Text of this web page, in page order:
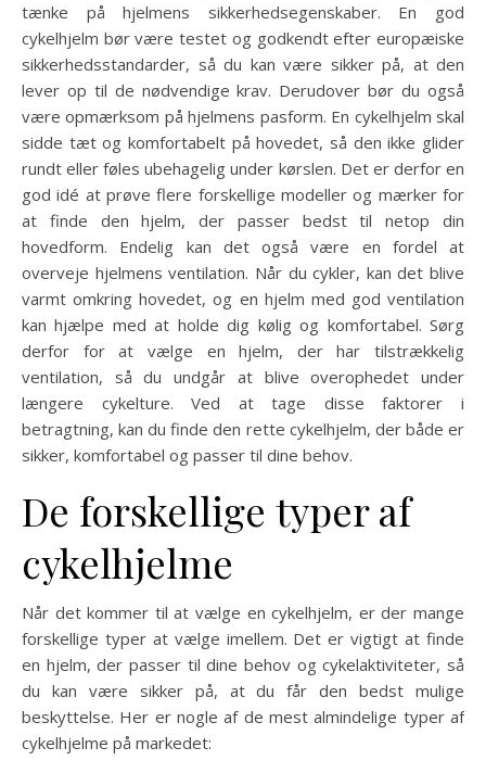
tænke på hjelmens sikkerhedsegenskaber. En god
cykelhjelm bør være testet og godkendt efter europæiske
sikkerhedsstandarder, så du kan være sikker på, at den
lever op til de nødvendige krav. Derudover bør du også
være opmærksom på hjelmens pasform. En cykelhjelm skal
sidde tæt og komfortabelt på hovedet, så den ikke glider
rundt eller føles ubehagelig under kørslen. Det er derfor en
god idé at prøve flere forskellige modeller og mærker for
at finde den hjelm, der passer bedst til netop din
hovedform. Endelig kan det også være en fordel at
overveje hjelmens ventilation. Når du cykler, kan det blive
varmt omkring hovedet, og en hjelm med god ventilation
kan hjælpe med at holde dig kølig og komfortabel. Sørg
derfor for at vælge en hjelm, der har tilstrækkelig
ventilation, så du undgår at blive overophedet under
længere cykelture. Ved at tage disse faktorer i
betragtning, kan du finde den rette cykelhjelm, der både er
sikker, komfortabel og passer til dine behov.
De forskellige typer af
cykelhjelme
Når det kommer til at vælge en cykelhjelm, er der mange
forskellige typer at vælge imellem. Det er vigtigt at finde
en hjelm, der passer til dine behov og cykelaktiviteter, så
du kan være sikker på, at du får den bedst mulige
beskyttelse. Her er nogle af de mest almindelige typer af
cykelhjelme på markedet: